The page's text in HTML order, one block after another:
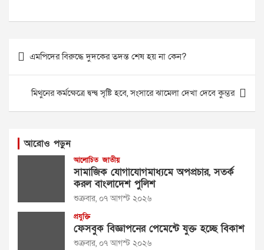
Post
navigation
এমপিদের বিরুদ্ধে দুদকের তদন্ত শেষ হয় না কেন?
মিথুনের কর্মক্ষেত্রে দ্বন্দ্ব সৃষ্টি হবে, সংসারে ঝামেলা দেখা দেবে কুম্ভর
আরোও পড়ুন
আলোচিত জাতীয়
সামাজিক যোগাযোগমাধ্যমে অপপ্রচার, সতর্ক
করল বাংলাদেশ পুলিশ
শুক্রবার, ০৭ আগস্ট ২০২৬
প্রযুক্তি
ফেসবুক বিজ্ঞাপনের পেমেন্টে যুক্ত হচ্ছে বিকাশ
শুক্রবার, ০৭ আগস্ট ২০২৬